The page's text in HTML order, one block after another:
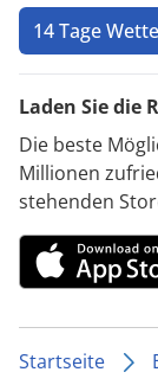
14 Tage
Laden Sie die
Die beste
Millionen
stehenden
Startseite